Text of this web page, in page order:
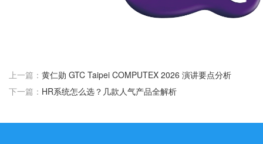
上一篇： 黄仁勋 GTC Taipei COMPUTEX 2026 演讲要点分析
下一篇： HR系统怎么选？几款人气产品全解析